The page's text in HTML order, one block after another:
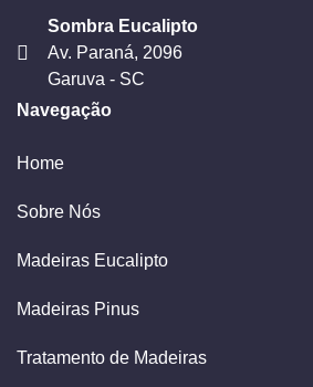
Sombra Eucalipto
Av. Paraná, 2096
Garuva - SC
Navegação
Home
Sobre Nós
Madeiras Eucalipto
Madeiras Pinus
Tratamento de Madeiras